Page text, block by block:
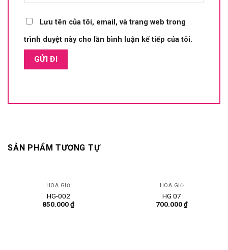
Lưu tên của tôi, email, và trang web trong
trình duyệt này cho lần bình luận kế tiếp của tôi.
SẢN PHẨM TƯƠNG TỰ
HOA GIỎ
HG-002
850.000₫
HOA GIỎ
HG 07
700.000₫